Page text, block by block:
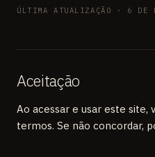
ÚLTIMA ATUALIZAÇÃO · 6 DE
Aceitação
Ao acessar e usar este site,
termos. Se não concordar,